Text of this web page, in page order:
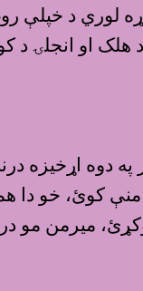
لوري د خپلې
د هلک او انجلۍ
په دوه اړخيزه
منې کوئ، خو
ميرمن مو